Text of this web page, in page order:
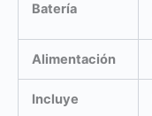
Batería
Alimentación
Incluye